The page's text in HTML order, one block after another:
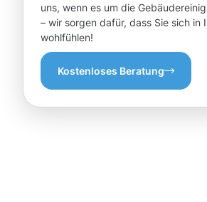
uns, wenn es um die
– wir sorgen dafür, dass Sie sich in
wohlfühlen!
Kostenloses Beratung